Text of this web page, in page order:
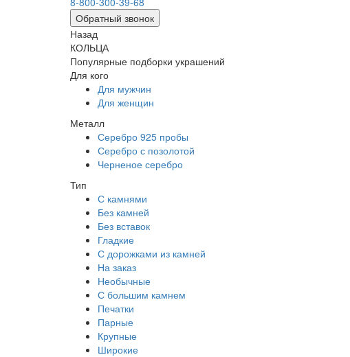
Обратный звонок
Назад
КОЛЬЦА
Популярные подборки украшений
Для кого
Для мужчин
Для женщин
Металл
Серебро 925 пробы
Серебро с позолотой
Черненое серебро
Тип
С камнями
Без камней
Без вставок
Гладкие
С дорожками из камней
На заказ
Необычные
С большим камнем
Печатки
Парные
Крупные
Широкие